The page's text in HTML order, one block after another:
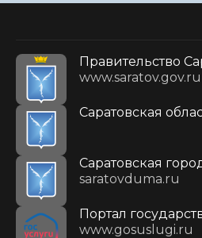
Правительство
www.saratov.gov.ru
Саратовская
Саратовская
saratovduma.ru
Портал
www.gosuslugi.ru